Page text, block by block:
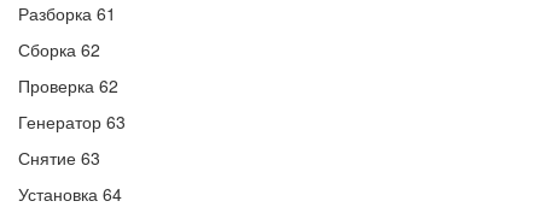
Разборка 61
Сборка 62
Проверка 62
Генератор 63
Снятие 63
Установка 64